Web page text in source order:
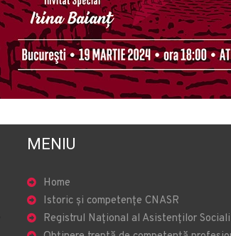
MENIU
Home
Istoric și competențe CNASR
Registrul Național al Asistenților Sociali